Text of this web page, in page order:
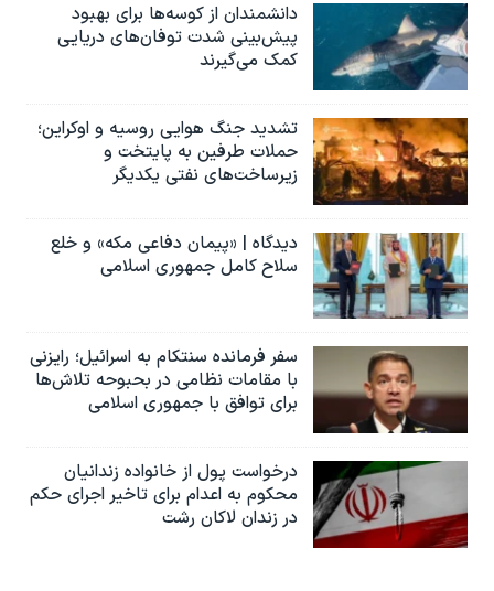
دانشمندان از کوسه‌ها برای بهبود
پیش‌بینی شدت توفان‌های دریایی
کمک می‌گیرند
تشدید جنگ هوایی روسیه و اوکراین؛
حملات طرفین به پایتخت‌ و
زیرساخت‌های نفتی یکدیگر
دیدگاه | «پیمان دفاعی مکه» و خلع
سلاح کامل جمهوری اسلامی
سفر فرمانده سنتکام به اسرائیل؛ رایزنی
با مقامات نظامی در بحبوحه تلاش‌ها
برای توافق با جمهوری اسلامی
درخواست پول از خانواده زندانیان
محکوم به‌ اعدام برای تاخیر اجرای حکم
در زندان لاکان رشت